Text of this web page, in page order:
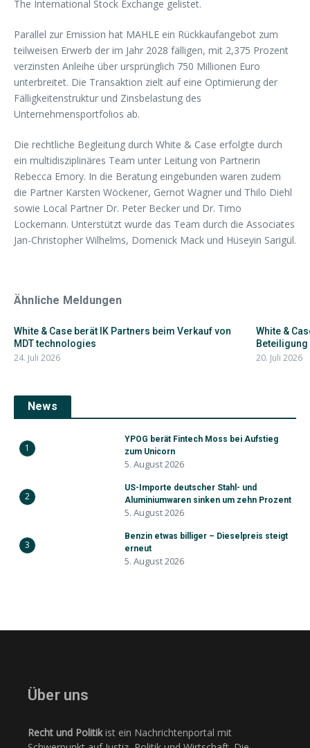
The International Stock Exchange gelistet.
Parallel zur Emission hat MAHLE ein Rückkaufangebot zum
teilweisen Erwerb der im Jahr 2028 fälligen, mit 2,375 Prozent
verzinsten Anleihe über ursprünglich 750 Millionen Euro
unterbreitet. Die Transaktion zielt auf eine Optimierung der
Fälligkeitenstruktur und Zinsbelastung des
Unternehmensportfolios ab.
Die rechtliche Begleitung durch White & Case erfolgte durch
ein multidisziplinäres Team unter Leitung von Partnerin
Rebecca Emory. In die Beratung eingebunden waren zudem
die Partner Karsten Wöckener, Gernot Wagner und Thilo Diehl
sowie Local Partner Dr. Peter Becker und Dr. Timo
Lockemann. Unterstützt wurde das Team durch die Associates
Jan-Christopher Wilhelms, Domenick Mack und Hüseyin Sarigül.
Ähnliche Meldungen
White & Case berät IK Partners beim Verkauf von
MDT technologies
24. Juli 2026
White &
Beteiligung
20. Juli 2026
News
1
YPOG berät Fintech Moss bei Aufstieg
zum Unicorn
5. August 2026
2
US-Importe deutscher Stahl- und
Aluminiumwaren sinken um zehn Prozent
5. August 2026
3
Benzin etwas billiger – Dieselpreis steigt
erneut
5. August 2026
Über uns
Recht und Politikist ein Nachrichtenportal mit